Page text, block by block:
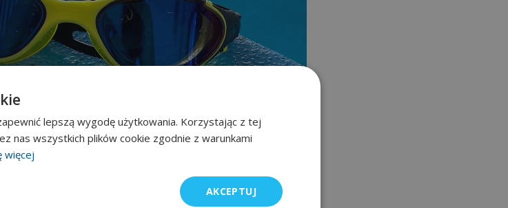
lepszą wygodę użytkowania. Korzystając z tej
nas wszystkich plików cookie zgodnie z warunkami
więcej
AKCEPTUJ